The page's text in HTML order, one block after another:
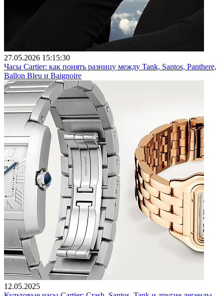
27.05.2026 15:15:30
Часы Cartier: как понять разницу между Tank, Santos, Panthere,
Ballon Bleu и Baignoire
12.05.2025